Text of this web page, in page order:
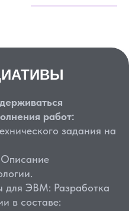
работ:
задания на
Описание
для ЭВМ: Разработка
в составе: